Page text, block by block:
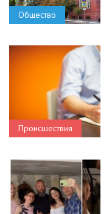
Общество
Происшествия